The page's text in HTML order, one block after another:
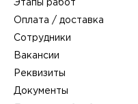
Этапы работ
Оплата / доставка
Сотрудники
Вакансии
Реквизиты
Документы